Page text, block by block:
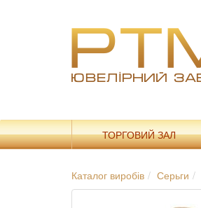
ТОРГОВИЙ ЗАЛ
Каталог виробів Серьги